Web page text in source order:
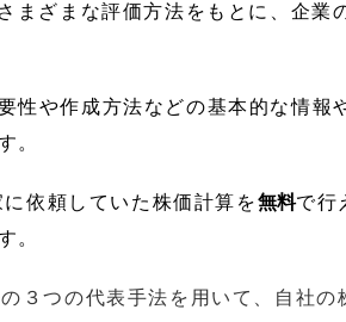
まざまな評価方法をもとに、企業
性や作成方法などの基本的な情報
。
依頼していた株価計算を無料で行
。
３つの代表手法を用いて、自社の